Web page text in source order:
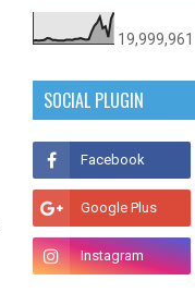
19,999,961
SOCIAL PLUGIN